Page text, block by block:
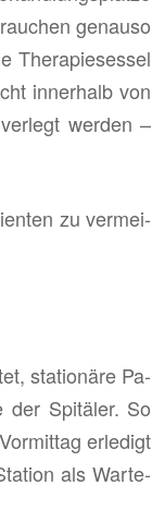
ge­nau­so
The­ra­pie­ses­sel
in­ner­halb von
wer­den –
zu ver­mei­
sta­tio­nä­re Pa­
der Spi­tä­ler. So
er­le­digt
als War­te­